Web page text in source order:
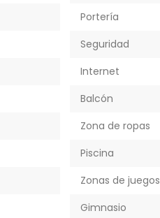
Portería
Seguridad
Internet
Balcón
Zona de ropas
Piscina
Zonas de juegos
Gimnasio